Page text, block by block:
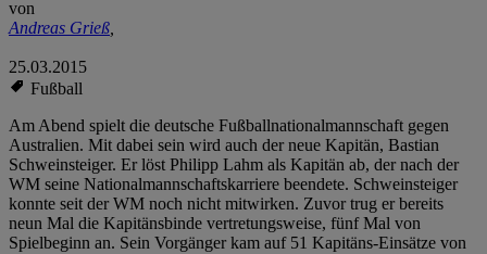
von
Andreas Grieß,
25.03.2015
Fußball
Am Abend spielt die deutsche Fußballnationalmannschaft gegen
Australien. Mit dabei sein wird auch der neue Kapitän, Bastian
Schweinsteiger. Er löst Philipp Lahm als Kapitän ab, der nach der
WM seine Nationalmannschaftskarriere beendete. Schweinsteiger
konnte seit der WM noch nicht mitwirken. Zuvor trug er bereits
neun Mal die Kapitänsbinde vertretungsweise, fünf Mal von
Spielbeginn an. Sein Vorgänger kam auf 51 Kapitäns-Einsätze von